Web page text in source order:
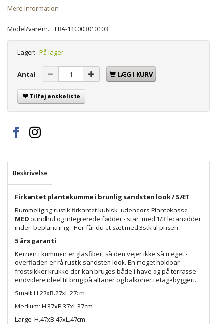
Mere information
Model/varenr.: FRA-110003010103
Lager: På lager
Antal LÆG I KURV
Tilføj ønskeliste
Beskrivelse
Firkantet plantekumme i brunlig sandsten look / SÆT
Rummelig og rustik firkantet kubisk udendørs Plantekasse
MED bundhul og integrerede fødder - start med 1/3 lecanødder
inden beplantning - Her får du et sæt med 3stk til prisen.
5 års garanti.
Kernen i kummen er glasfiber, så den vejer ikke så meget -
overfladen er rå rustik sandsten look. En meget holdbar
frostsikker krukke der kan bruges både i have og på terrasse -
endvidere ideel til brug på altaner og balkoner i etagebyggeri.
Small: H.27xB.27xL.27cm
Medium: H.37xB.37xL.37cm
Large: H.47xB.47xL.47cm